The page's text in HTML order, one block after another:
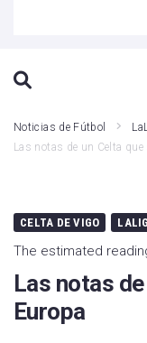
Noticias de Fútbol
Las notas de un Celta que
CELTA DE VIGO
The estimated
Las notas
Europa